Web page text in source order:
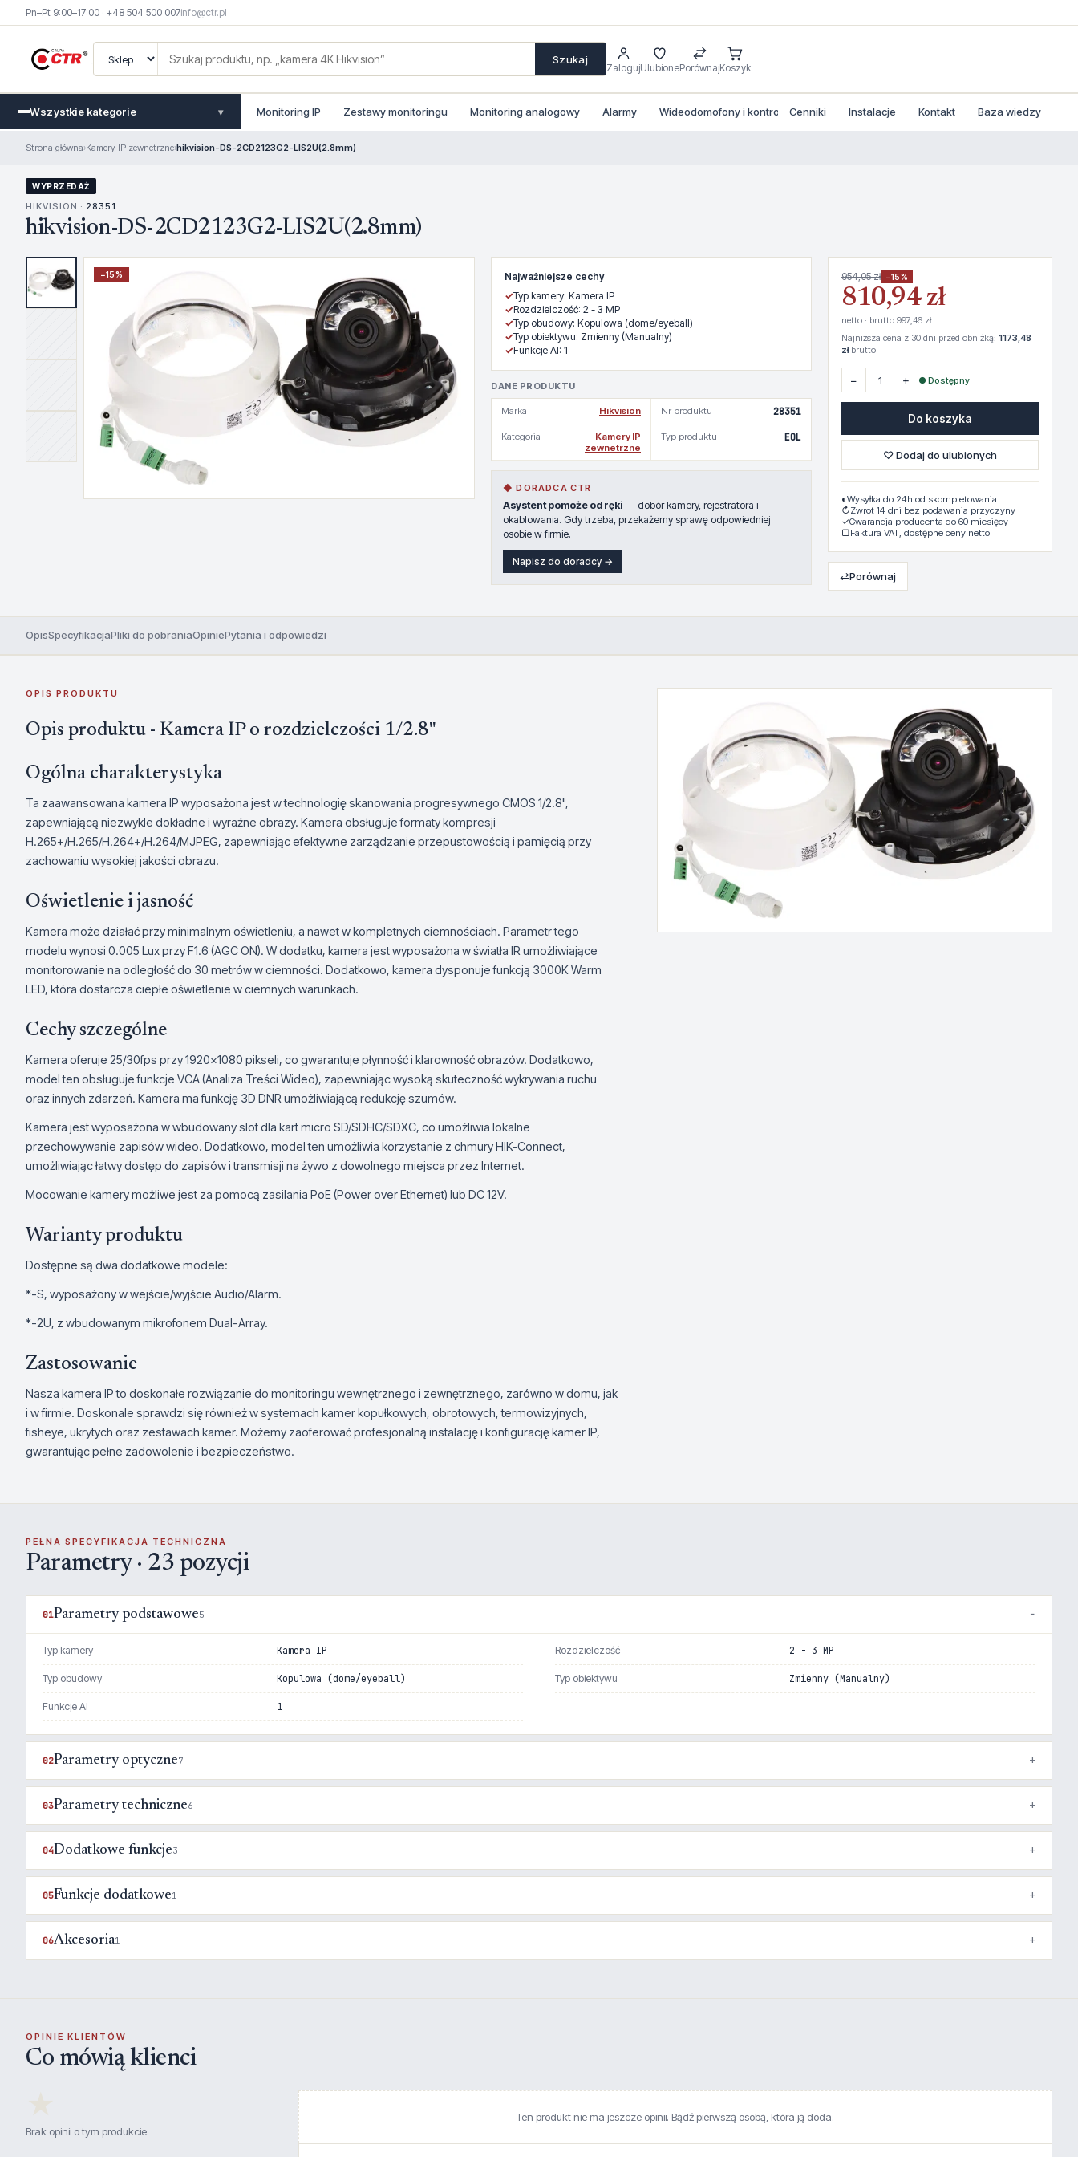
Pn–Pt 9:00–17:00 · +48 504 500 007info@ctr.pl
Szukaj
ZalogujUlubionePorównajKoszyk
Wszystkie kategorie ▾ Monitoring IP Zestawy monitoringu Monitoring analogowy Alarmy Wideodomofony i kontrola dostepu
Cenniki Instalacje Kontakt Baza wiedzy
Strona główna›Kamery IP zewnetrzne›hikvision-DS-2CD2123G2-LIS2U(2.8mm)
WYPRZEDAŻ
HIKVISION · 28351
hikvision-DS-2CD2123G2-LIS2U(2.8mm)
−15%
Najważniejsze cechy
✓Typ kamery: Kamera IP
✓Rozdzielczość: 2 - 3 MP
✓Typ obudowy: Kopulowa (dome/eyeball)
✓Typ obiektywu: Zmienny (Manualny)
✓Funkcje AI: 1
DANE PRODUKTU
Marka Hikvision Nr produktu 28351
Kategoria
Kamery IP
zewnetrzne
Typ produktu EOL
◆ DORADCA CTR
Asystent pomoże od ręki — dobór kamery, rejestratora i
okablowania. Gdy trzeba, przekażemy sprawę odpowiedniej
osobie w firmie.
Napisz do doradcy →
954,05 zł −15%
810,94 zł
netto · brutto 997,46 zł
Najniższa cena z 30 dni przed obniżką: 1173,48
złbrutto
− + ● Dostępny
Do koszyka
♡ Dodaj do ulubionych
◐ Wysyłka do 24h od skompletowania.
↻Zwrot 14 dni bez podawania przyczyny
✓Gwarancja producenta do 60 miesięcy
▢Faktura VAT, dostępne ceny netto
⇄Porównaj
OpisSpecyfikacjaPliki do pobraniaOpiniePytania i odpowiedzi
OPIS PRODUKTU
Opis produktu - Kamera IP o rozdzielczości 1/2.8"
Ogólna charakterystyka
Ta zaawansowana kamera IP wyposażona jest w technologię skanowania progresywnego CMOS 1/2.8",
zapewniającą niezwykle dokładne i wyraźne obrazy. Kamera obsługuje formaty kompresji
H.265+/H.265/H.264+/H.264/MJPEG, zapewniając efektywne zarządzanie przepustowością i pamięcią przy
zachowaniu wysokiej jakości obrazu.
Oświetlenie i jasność
Kamera może działać przy minimalnym oświetleniu, a nawet w kompletnych ciemnościach. Parametr tego
modelu wynosi 0.005 Lux przy F1.6 (AGC ON). W dodatku, kamera jest wyposażona w światła IR umożliwiające
monitorowanie na odległość do 30 metrów w ciemności. Dodatkowo, kamera dysponuje funkcją 3000K Warm
LED, która dostarcza ciepłe oświetlenie w ciemnych warunkach.
Cechy szczególne
Kamera oferuje 25/30fps przy 1920x1080 pikseli, co gwarantuje płynność i klarowność obrazów. Dodatkowo,
model ten obsługuje funkcje VCA (Analiza Treści Wideo), zapewniając wysoką skuteczność wykrywania ruchu
oraz innych zdarzeń. Kamera ma funkcję 3D DNR umożliwiającą redukcję szumów.
Kamera jest wyposażona w wbudowany slot dla kart micro SD/SDHC/SDXC, co umożliwia lokalne
przechowywanie zapisów wideo. Dodatkowo, model ten umożliwia korzystanie z chmury HIK-Connect,
umożliwiając łatwy dostęp do zapisów i transmisji na żywo z dowolnego miejsca przez Internet.
Mocowanie kamery możliwe jest za pomocą zasilania PoE (Power over Ethernet) lub DC 12V.
Warianty produktu
Dostępne są dwa dodatkowe modele:
*-S, wyposażony w wejście/wyjście Audio/Alarm.
*-2U, z wbudowanym mikrofonem Dual-Array.
Zastosowanie
Nasza kamera IP to doskonałe rozwiązanie do monitoringu wewnętrznego i zewnętrznego, zarówno w domu, jak
i w firmie. Doskonale sprawdzi się również w systemach kamer kopułkowych, obrotowych, termowizyjnych,
fisheye, ukrytych oraz zestawach kamer. Możemy zaoferować profesjonalną instalację i konfigurację kamer IP,
gwarantując pełne zadowolenie i bezpieczeństwo.
PEŁNA SPECYFIKACJA TECHNICZNA
Parametry · 23 pozycji
01Parametry podstawowe5
Typ kamery Kamera IP Rozdzielczość 2 - 3 MP
Typ obudowy Kopulowa (dome/eyeball) Typ obiektywu Zmienny (Manualny)
Funkcje AI 1
02Parametry optyczne7
03Parametry techniczne6
04Dodatkowe funkcje3
05Funkcje dodatkowe1
06Akcesoria1
OPINIE KLIENTÓW
Co mówią klienci
Brak opinii o tym produkcie.
Ten produkt nie ma jeszcze opinii. Bądź pierwszą osobą, która ją doda.